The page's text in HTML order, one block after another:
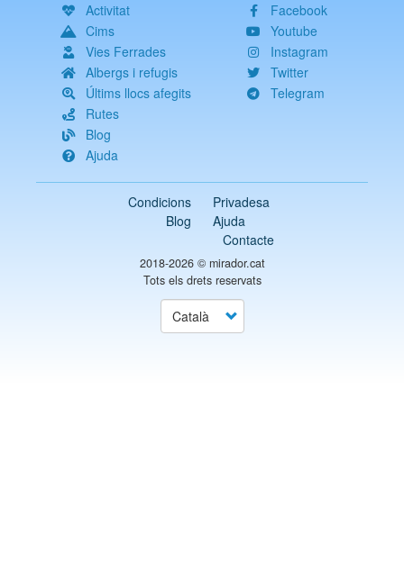
Activitat
Cims
Vies Ferrades
Albergs i refugis
Últims llocs afegits
Rutes
Blog
Ajuda
Facebook
Youtube
Instagram
Twitter
Telegram
Condicions
Privadesa
Blog
Ajuda
Contacte
2018-2026 © mirador.cat
Tots els drets reservats
Select
your